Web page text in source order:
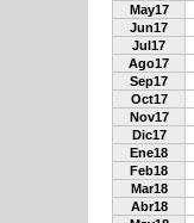
May17
Jun17
Jul17
Ago17
Sep17
Oct17
Nov17
Dic17
Ene18
Feb18
Mar18
Abr18